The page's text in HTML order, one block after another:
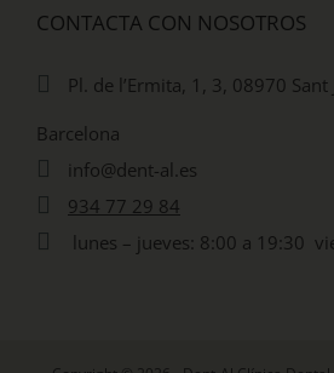
CONTACTA CON NOSOTROS
Pl. de l’Ermita, 1, 3, 08970 Sant
Barcelona
info@dent-al.es
934 77 29 84
lunes – jueves: 8:00 a 19:30